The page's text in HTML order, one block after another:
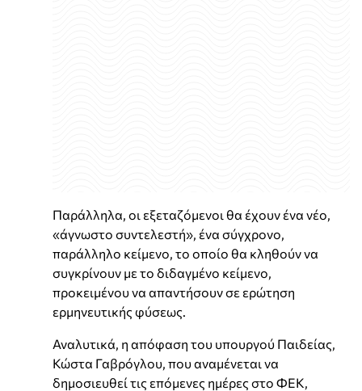
Παράλληλα, οι εξεταζόμενοι θα έχουν ένα νέο,
«άγνωστο συντελεστή», ένα σύγχρονο,
παράλληλο κείμενο, το οποίο θα κληθούν να
συγκρίνουν με το διδαγμένο κείμενο,
προκειμένου να απαντήσουν σε ερώτηση
ερμηνευτικής φύσεως.
Αναλυτικά, η απόφαση του υπουργού Παιδείας,
Κώστα Γαβρόγλου, που αναμένεται να
δημοσιευθεί τις επόμενες ημέρες στο ΦΕΚ,